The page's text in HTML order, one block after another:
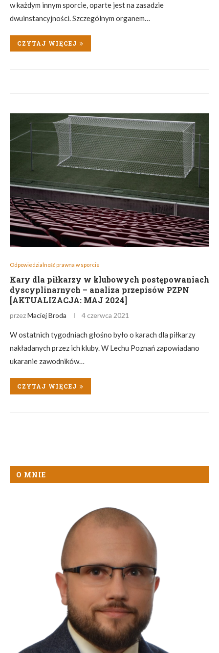
w każdym innym sporcie, oparte jest na zasadzie
dwuinstancyjności. Szczególnym organem…
CZYTAJ WIĘCEJ
Odpowiedzialność prawna w sporcie
Kary dla piłkarzy w klubowych postępowaniach
dyscyplinarnych – analiza przepisów PZPN
[AKTUALIZACJA: MAJ 2024]
przezMaciej Broda 4 czerwca 2021
W ostatnich tygodniach głośno było o karach dla piłkarzy
nakładanych przez ich kluby. W Lechu Poznań zapowiadano
ukaranie zawodników…
CZYTAJ WIĘCEJ
O MNIE